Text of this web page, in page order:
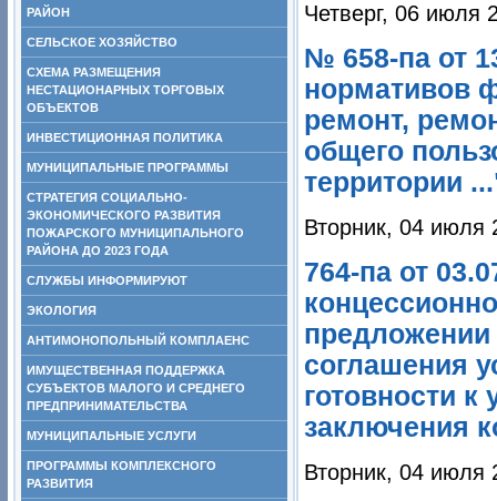
РАЙОН
СЕЛЬСКОЕ ХОЗЯЙСТВО
СХЕМА РАЗМЕЩЕНИЯ
НЕСТАЦИОНАРНЫХ ТОРГОВЫХ
ОБЪЕКТОВ
ИНВЕСТИЦИОННАЯ ПОЛИТИКА
МУНИЦИПАЛЬНЫЕ ПРОГРАММЫ
СТРАТЕГИЯ СОЦИАЛЬНО-
ЭКОНОМИЧЕСКОГО РАЗВИТИЯ
ПОЖАРСКОГО МУНИЦИПАЛЬНОГО
РАЙОНА ДО 2023 ГОДА
СЛУЖБЫ ИНФОРМИРУЮТ
ЭКОЛОГИЯ
АНТИМОНОПОЛЬНЫЙ КОМПЛАЕНС
ИМУЩЕСТВЕННАЯ ПОДДЕРЖКА
СУБЪЕКТОВ МАЛОГО И СРЕДНЕГО
ПРЕДПРИНИМАТЕЛЬСТВА
МУНИЦИПАЛЬНЫЕ УСЛУГИ
ПРОГРАММЫ КОМПЛЕКСНОГО
РАЗВИТИЯ
Четверг, 06 июля
№ 658-па от
нормативов
ремонт,
общего
территории
Вторник, 04 июля
764-па от
предложении
соглашения
готовности к
заключения
Вторник, 04 июля